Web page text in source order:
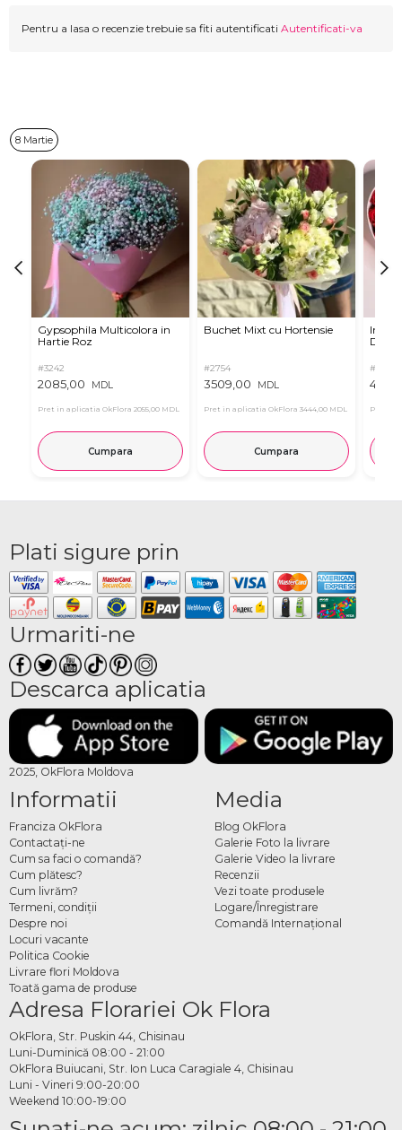
Pentru a lasa o recenzie trebuie sa fiti autentificati Autentificati-va
8 Martie
Gypsophila Multicolora in
Hartie Roz
#3242
2085,00 MDL
Pret in aplicatia OkFlora 2055,00 MDL
Cumpara
Buchet Mixt cu Hortensie
#2754
3509,00 MDL
Pret in aplicatia OkFlora 3444,00 MDL
Cumpara
Inima
#2321
Pret in
Plati sigure prin
Urmariti-ne
Descarca aplicatia
2025, OkFlora Moldova
Informatii
Franciza OkFlora
Contactaţi-ne
Cum sa faci o comandă?
Cum plătesc?
Cum livrăm?
Termeni, condiţii
Despre noi
Locuri vacante
Politica Cookie
Livrare flori Moldova
Toată gama de produse
Media
Blog OkFlora
Galerie Foto la livrare
Galerie Video la livrare
Recenzii
Vezi toate produsele
Logare/Înregistrare
Comandă Internațional
Adresa Florariei Ok Flora
OkFlora, Str. Puskin 44, Chisinau
Luni-Duminică 08:00 - 21:00
OkFlora Buiucani, Str. Ion Luca Caragiale 4, Chisinau
Luni - Vineri 9:00-20:00
Weekend 10:00-19:00